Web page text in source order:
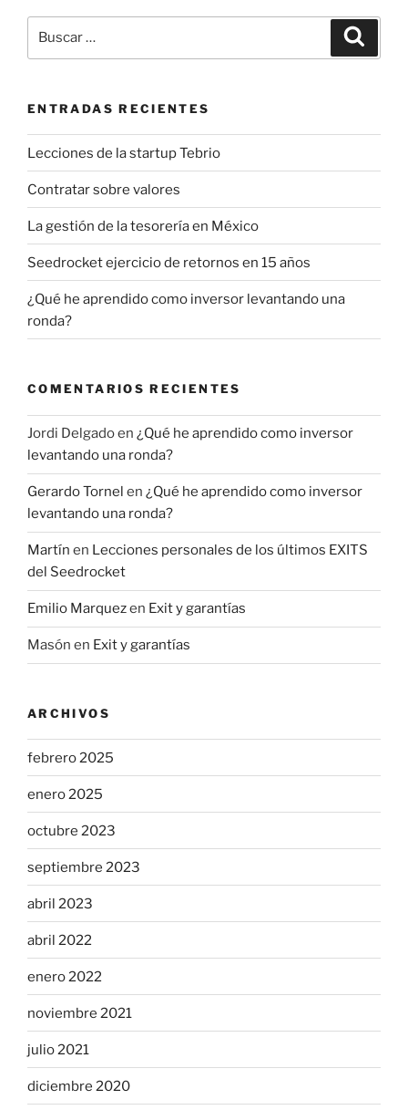
por:
ENTRADAS RECIENTES
Lecciones de la startup Tebrio
Contratar sobre valores
La gestión de la tesorería en México
Seedrocket ejercicio de retornos en 15 años
¿Qué he aprendido como inversor levantando una
ronda?
COMENTARIOS RECIENTES
Jordi Delgadoen ¿Qué he aprendido como inversor
levantando una ronda?
Gerardo Tornel en ¿Qué he aprendido como inversor
levantando una ronda?
Martín en Lecciones personales de los últimos EXITS
del Seedrocket
Emilio Marquezen Exit y garantías
Masón en Exit y garantías
ARCHIVOS
febrero 2025
enero 2025
octubre 2023
septiembre 2023
abril 2023
abril 2022
enero 2022
noviembre 2021
julio 2021
diciembre 2020